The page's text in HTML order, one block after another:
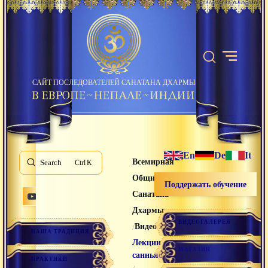
САЙТ ПОСЛЕДОВАТЕЛЕЙ САНАТАНА ДХАРМЫ
Search K
НАША ТРАДИЦИЯ
ПРАКТИКИ
Всемирная
Община
Санатана
Дхармы
/Видео лекции/
Лекции
санньяси
En De It
Поддержать обучение
ВИДЕОГАЛЕРЕЯ
МАГАЗИН